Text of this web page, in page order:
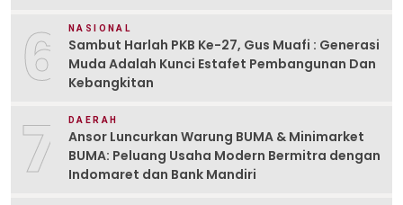
6 NASIONAL
Sambut Harlah PKB Ke-27, Gus Muafi : Generasi
Muda Adalah Kunci Estafet Pembangunan Dan
Kebangkitan
7 DAERAH
Ansor Luncurkan Warung BUMA & Minimarket
BUMA: Peluang Usaha Modern Bermitra dengan
Indomaret dan Bank Mandiri